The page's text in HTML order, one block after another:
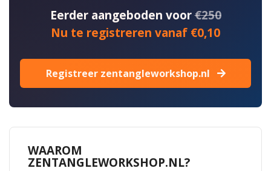
Eerder aangeboden voor€250
Nu te registreren vanaf €0,10
Registreer zentangleworkshop.nl
WAAROM
ZENTANGLEWORKSHOP.NL?